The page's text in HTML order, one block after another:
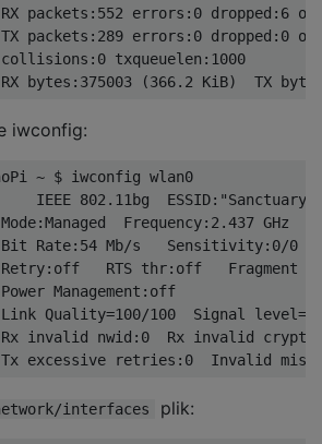
packets:552 errors:0 dropped:6
packets:289 errors:0 dropped:0
txqueuelen:1000
iwconfig:
~ $ iwconfig wlan0
IEEE 802.11bg  ESSID:"Sanctuary"
Frequency:2.437 GHz
Rate:54 Mb/s   Sensitivity:0/0
RTS thr:off   Fragment
Management:off
Quality=100/100  Signal
invalid nwid:0  Rx invalid
interfaces plik: